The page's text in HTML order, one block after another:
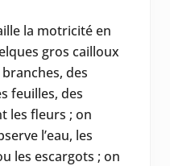
la motricité en
gros cailloux
des
feuilles, des
les fleurs ; on
l’eau, les
les escargots ; on